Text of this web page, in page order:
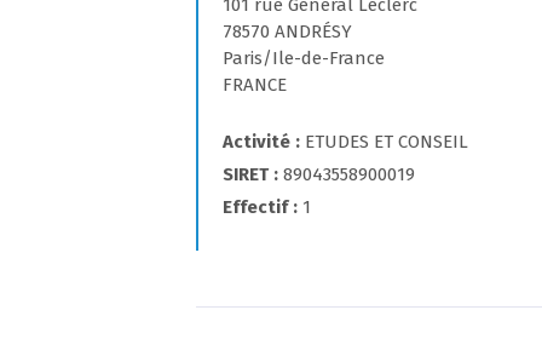
101 rue Général Leclerc
78570 ANDRÉSY
Paris/Ile-de-France
FRANCE
Activité
ETUDES ET CONSEIL
SIRET
89043558900019
Effectif
1